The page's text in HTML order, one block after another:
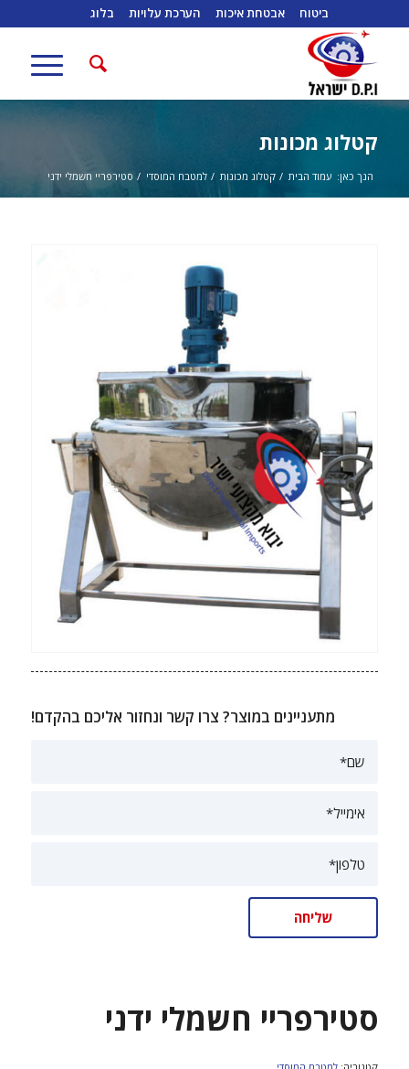
ביטוח אבטחת איכות הערכת עלויות בלוג
קטלוג מכונות
הנך כאן: עמוד הבית / קטלוג מכונות / למטבח המוסדי / סטירפריי חשמלי ידני
מתעניינים במוצר? צרו קשר ונחזור אליכם בהקדם!
סטירפריי חשמלי ידני